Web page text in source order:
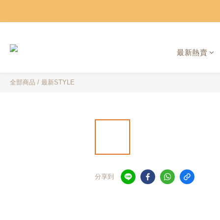
最新熱賣
全部商品 / 最新STYLE
分享到